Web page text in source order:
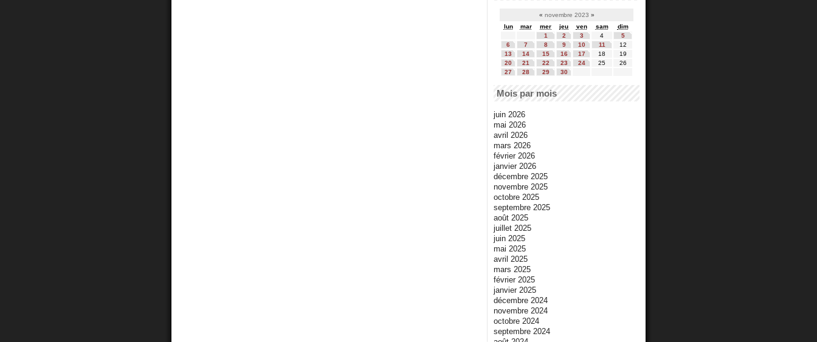
« novembre 2023 »
lun
mar mer jeu ven sam
dim
1
2 3 4
5
6
7 8 9 10 11
12
13
14 15 16 17 18
19
20
21 22 23 24 25
26
27
28 29 30
Mois par mois
juin 2026
mai 2026
avril 2026
mars 2026
février 2026
janvier 2026
décembre 2025
novembre 2025
octobre 2025
septembre 2025
août 2025
juillet 2025
juin 2025
mai 2025
avril 2025
mars 2025
février 2025
janvier 2025
décembre 2024
novembre 2024
octobre 2024
septembre 2024